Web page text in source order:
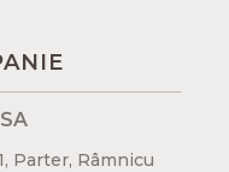
Parter, Râmnicu